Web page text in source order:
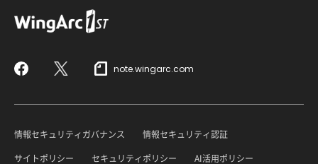
FacebookX note.wingarc.com
情報セキュリティガバナンス
情報セキュリティ認証
サイトポリシー
セキュリティポリシー AI活用ポリシー